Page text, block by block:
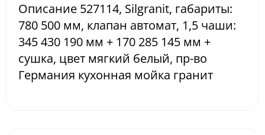
Описание 527114, Silgranit, габариты:
780 500 мм, клапан автомат, 1,5 чаши:
345 430 190 мм + 170 285 145 мм +
сушка, цвет мягкий белый, пр-во
Германия кухонная мойка гранит